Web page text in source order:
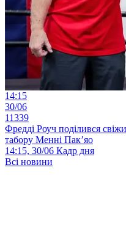
14:15
30/06
11339
Фредді Роуч поділився
табору Менні Пак’яо
14:15, 30/06 Кадр дня
Всі новини